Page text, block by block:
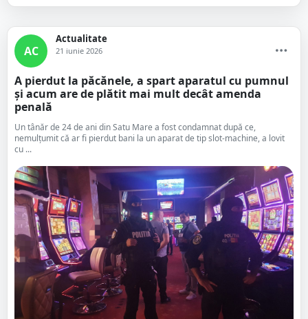
AC
Actualitate
21 iunie 2026
A pierdut la păcănele, a spart aparatul cu pumnul
și acum are de plătit mai mult decât amenda
penală
Un tânăr de 24 de ani din Satu Mare a fost condamnat după ce,
nemulțumit că ar fi pierdut bani la un aparat de tip slot-machine, a lovit
cu ...